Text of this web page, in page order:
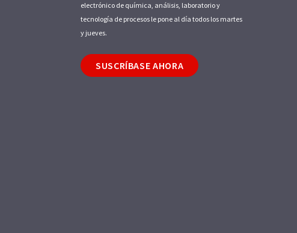
electrónico de química, análisis, laboratorio y
tecnología de procesos le pone al día todos los martes
y jueves.
SUSCRÍBASE AHORA